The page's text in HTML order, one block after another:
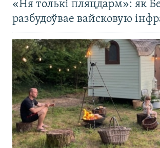
«Ня толькі пляцдарм»: як
разбудоўвае вайсковую